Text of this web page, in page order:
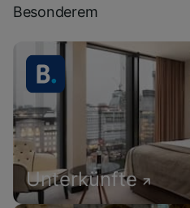
Besonderem
Unterkünfte